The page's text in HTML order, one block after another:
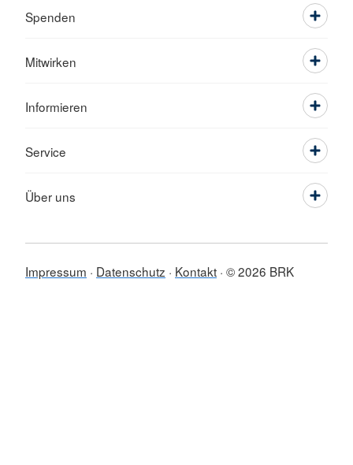
Spenden
Mitwirken
Informieren
Service
Über uns
Impressum Datenschutz Kontakt © 2026 BRK